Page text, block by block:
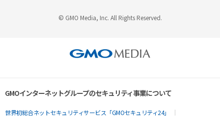
© GMO Media, Inc. All Rights Reserved.
GMOインターネットグループのセキュリティ事業について
世界初総合ネットセキュリティサービス「GMOセキュリティ24」